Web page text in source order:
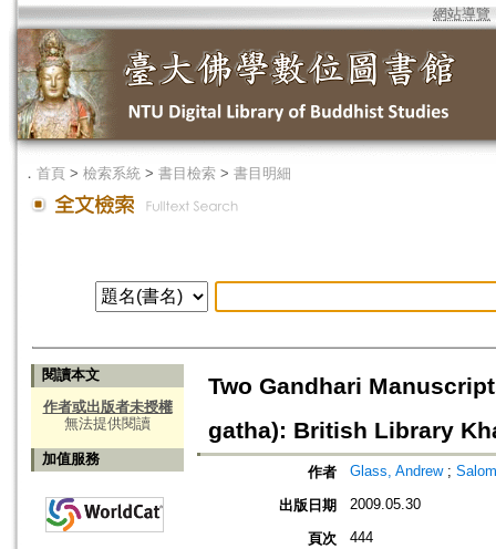
網站導覽
． 首頁 > 檢索系統 > 書目檢索 > 書目明細
閱讀本文
作者或出版者未授權
無法提供閱讀
加值服務
Two Gandhari
gatha): British Library
作者 Glass, Andrew;
出版日期 2009.05.30
頁次 444